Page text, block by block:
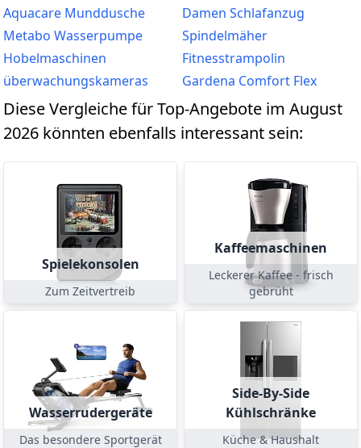
Aquacare Munddusche
Damen Schlafanzug
Metabo Wasserpumpe
Spindelmäher
Hobelmaschinen
Fitnesstrampolin
überwachungskameras
Gardena Comfort Flex
Diese Vergleiche für Top-Angebote im August
2026 könnten ebenfalls interessant sein:
Spielekonsolen
Zum Zeitvertreib
Kaffeemaschinen
Leckerer Kaffee - frisch
gebrüht
Wasserrudergeräte
Das besondere Sportgerät
Side-By-Side
Kühlschränke
Küche & Haushalt